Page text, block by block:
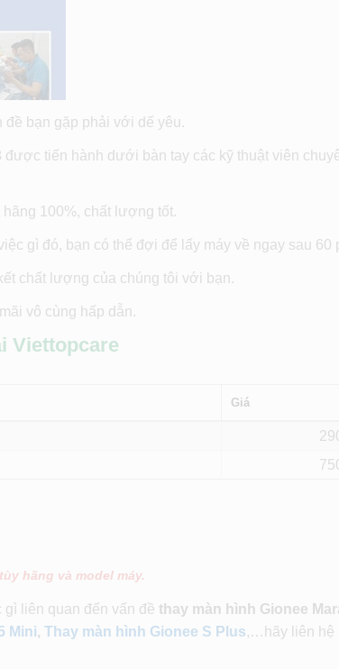
bạn gặp phải với dế yêu.
được tiến hành dưới bàn tay các kỹ thuật viên
100%, chất lượng tốt.
gì đó, bạn có thể đợi để lấy máy về ngay sau 60
chất lượng của chúng tôi với bạn.
vô cùng hấp dẫn.
Viettopcare
Giá
hãng và model máy.
gì liên quan đến vấn đề thay màn hình Gionee
Mini, Thay màn hình Gionee S Plus,…hãy liên hệ